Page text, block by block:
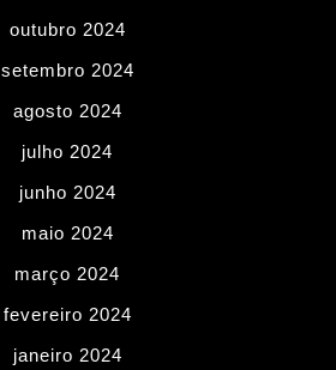
outubro 2024
setembro 2024
agosto 2024
julho 2024
junho 2024
maio 2024
março 2024
fevereiro 2024
janeiro 2024